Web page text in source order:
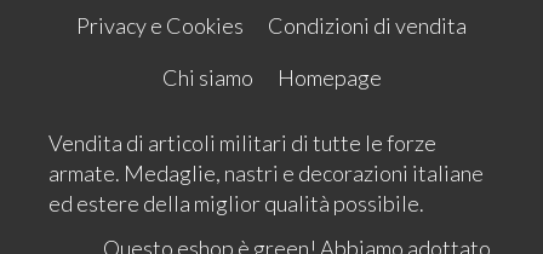
Privacy e Cookies
Condizioni di vendita
Chi siamo
Homepage
Vendita di articoli militari di tutte le forze
armate. Medaglie, nastri e decorazioni italiane
ed estere della miglior qualità possibile.
Questo eshop è green! Abbiamo adottato